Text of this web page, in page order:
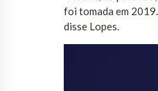
foi tomada em
disse Lopes.